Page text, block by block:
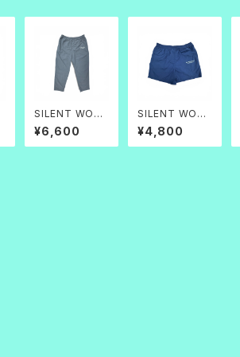
SILENT WORK
ナイロンパンツ_
グレー
¥6,600
SILENT WORK
Baggy_shorts
ネイビー
¥4,800